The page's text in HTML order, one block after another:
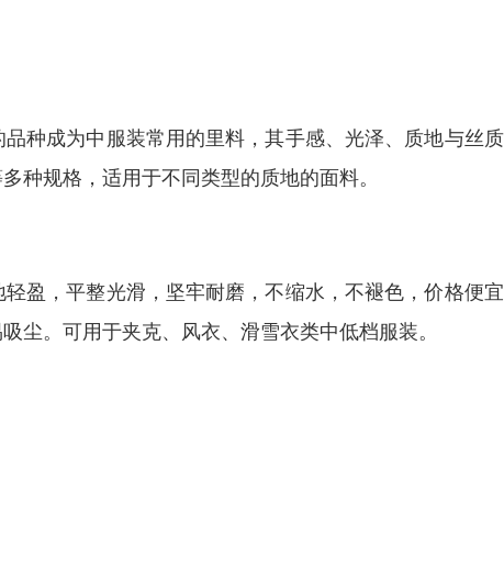
种成为中服装常用的里料，其手感、光泽、质地与丝
种规格，适用于不同类型的质地的面料。
盈，平整光滑，坚牢耐磨，不缩水，不褪色，价格便
尘。可用于夹克、风衣、滑雪衣类中低档服装。